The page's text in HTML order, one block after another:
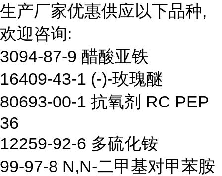
生产厂家优惠供应以下品种,
欢迎咨询:
3094-87-9 醋酸亚铁
16409-43-1 (-)-玫瑰醚
80693-00-1 抗氧剂 RC PEP
36
12259-92-6 多硫化铵
99-97-8 N,N-二甲基对甲苯胺